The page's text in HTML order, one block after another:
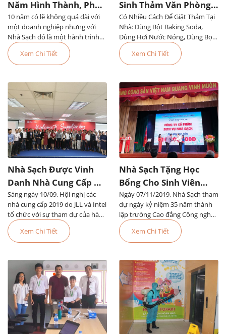
10 năm có lẽ không quá dài với
một doanh nghiệp nhưng với
Nhà Sạch đó là một hành trình
đầy tự hào. Chúng tôi...
Năm Hình Thành, Phát
Triển Đáng Tự Hào
Xem Chi Tiết
Có Nhiều Cách Để Giặt Thảm Tại
Nhà: Dùng Bột Baking Soda,
Dùng Hơi Nước Nóng, Dùng Bọt,
Dùng Thiết Bị Chuyên Dụng Hoặc
Thuê Dịch Vụ Vệ Sinh Thảm Văn
Phòng TPHCM
Sinh Thảm Văn Phòng
Đơn Giản, Dễ Làm
Xem Chi Tiết
Sáng ngày 10/09, Hội nghị các
nhà cung cấp 2019 do JLL và Intel
tổ chức với sự tham dự của hàng
trăm nhà cung cấp, trong đó có
Nhà Sạch
Nhà Sạch Được Vinh
Danh Nhà Cung Cấp Uy
Tín Của Tập Đoàn JLL
Xem Chi Tiết
Ngày 07/11/2019, Nhà Sạch tham
dự ngày kỷ niệm 35 năm thành
lập trường Cao đẳng Công nghệ
Thủ Đức và khai giảng năm học
mới
Nhà Sạch Tặng Học
Bổng Cho Sinh Viên
Trường Cao Đẳng Công
Nghệ Thủ Đức
Xem Chi Tiết